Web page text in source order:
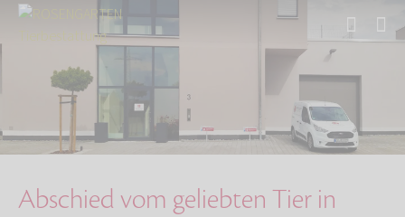
Über uns
Abschied vom geliebten Tier in Dresden
Abschied vom geliebten Tier in